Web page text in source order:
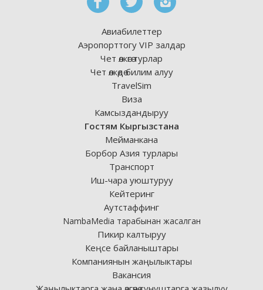
Авиабилеттер
Аэропорттогу VIP залдар
Чет өлкөгө турлар
Чет өлкөдө билим алуу
TravelSim
Виза
Камсыздандыруу
Гостям Кыргызстана
Мейманкана
Борбор Азия турлары
Транспорт
Иш-чара уюштуруу
Кейтеринг
Аутстаффинг
NambaMedia тарабынан жасалган
Пикир калтыруу
Кеңсе байланыштары
Компаниянын жаңылыктары
Вакансия